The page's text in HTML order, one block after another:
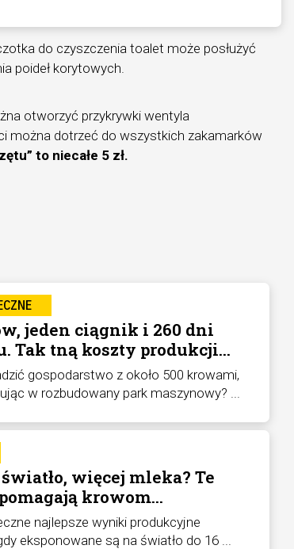
do czyszczenia toalet może posłużyć
poideł korytowych.
otworzyć przykrywki wentyla
można dotrzeć do wszystkich zakamarków
to niecałe 5 zł.
jeden ciągnik i 260 dni
Tak tną koszty produkcji
gospodarstwo z około 500 krowami,
w rozbudowany park maszynowy? ...
więcej mleka? Te
krowom
najlepsze wyniki produkcyjne
eksponowane są na światło do 16 ...